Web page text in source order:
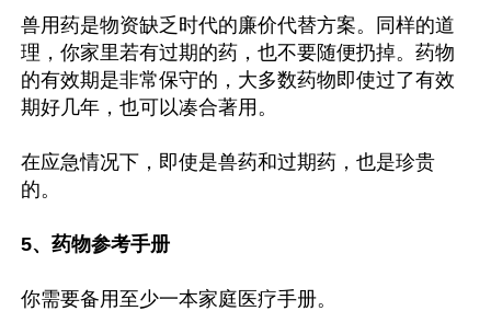
兽用药是物资缺乏时代的廉价代替方案。同样的道
理，你家里若有过期的药，也不要随便扔掉。药物
的有效期是非常保守的，大多数药物即使过了有效
期好几年，也可以凑合著用。
在应急情况下，即使是兽药和过期药，也是珍贵
的。
5、药物参考手册
你需要备用至少一本家庭医疗手册。